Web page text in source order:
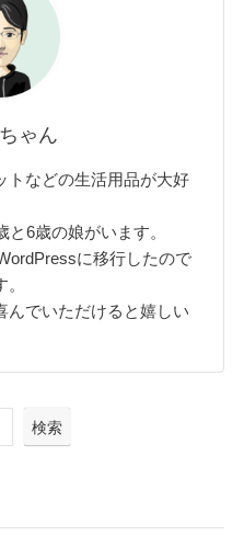
ゃん
トなどの生活用品が大好
6歳の娘がいます。
に移行したので
んでいただけると嬉しい
検索